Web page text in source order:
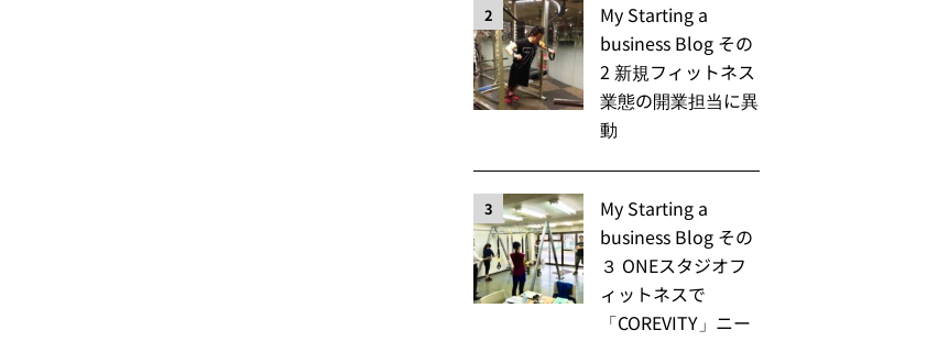
2
My Starting a
business Blog その
2 新規フィットネス
業態の開業担当に異
動
3
My Starting a
business Blog その
３ ONEスタジオフ
ィットネスで
「COREVITY」ニー